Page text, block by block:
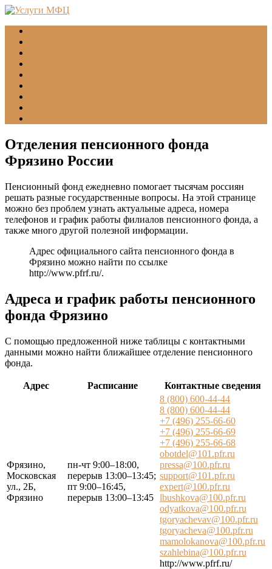
Отделения пенсионного фонда
Фрязино России
Пенсионный фонд ежедневно помогает тысячам россиян
решать разные государственные вопросы. На этой странице
можно без проблем узнать актуальные адреса, номера
телефонов и график работы филиалов пенсионного фонда, а
также много другой полезной информации.
Адрес официального сайта пенсионного фонда в
Фрязино можно найти по ссылке
http://www.pfrf.ru/.
Адреса и график работы пенсионного
фонда Фрязино
С помощью предложенной ниже таблицы с контактными
данными можно найти ближайшее отделение пенсионного
фонда.
Адрес Расписание Контактные сведения
Фрязино,
Московская
ул., 2Б,
Фрязино
пн-чт 9:00–18:00,
перерыв 13:00–13:45;
пт 9:00–16:45,
перерыв 13:00–13:45
8 (800) 600-44-44
8 (800) 600-44-44
+7 (496) 255-66-60
+7 (496) 255-66-69
+7 (496) 255-66-68
obotdel@101.pfr.ru
pressa@100.pfr.ru
support@101.pfr.ru
expert@100.pfr.ru
lbushkova@100.pfr.ru
odyatkova@100.pfr.ru
tgoryachevav@100.pfr.ru
tgoryacheva@100.pfr.ru
mamolokanova@100.pfr.ru
szahlebina@100.pfr.ru
http://www.pfrf.ru/